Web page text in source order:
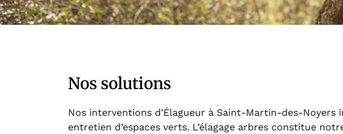
Nos solutions
Nos interventions d’Élagueur à Saint-Martin-des-Noyers
entretien d’espaces verts. L’élagage arbres constitue